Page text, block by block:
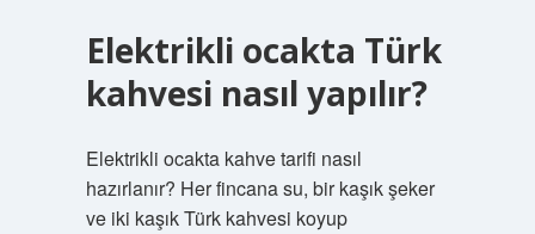
Elektrikli ocakta Türk
kahvesi nasıl yapılır?
Elektrikli ocakta kahve tarifi nasıl
hazırlanır? Her fincana su, bir kaşık şeker
ve iki kaşık Türk kahvesi koyup